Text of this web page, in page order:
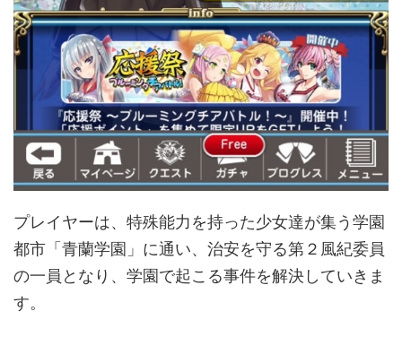
プレイヤーは、特殊能力を持った少女達が集う学園
都市「青蘭学園」に通い、治安を守る第２風紀委員
の一員となり、学園で起こる事件を解決していきま
す。